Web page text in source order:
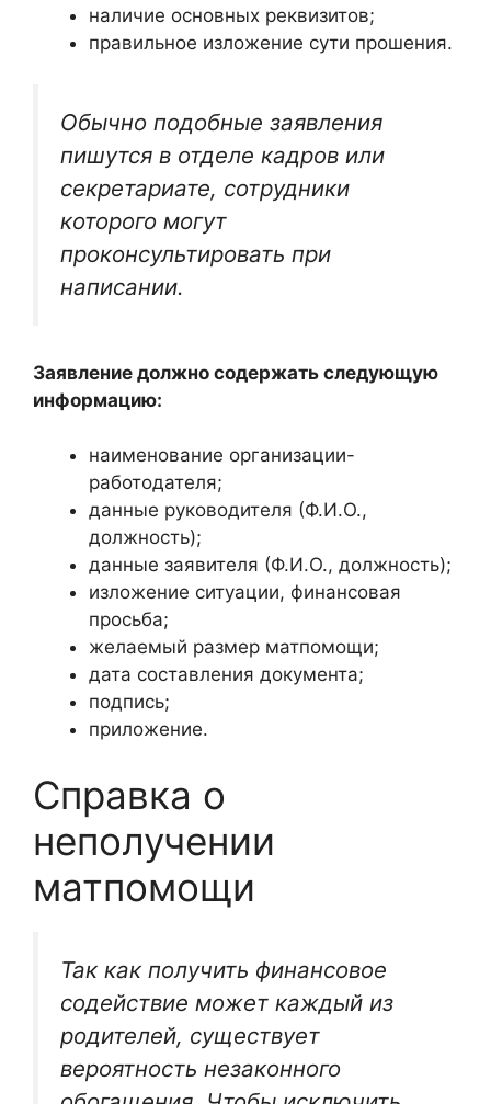
наличие основных реквизитов;
правильное изложение сути прошения.
Обычно подобные заявления
пишутся в отделе кадров или
секретариате, сотрудники
которого могут
проконсультировать при
написании.
Заявление должно содержать следующую
информацию:
наименование организации-
работодателя;
данные руководителя (Ф.И.О.,
должность);
данные заявителя (Ф.И.О., должность);
изложение ситуации, финансовая
просьба;
желаемый размер матпомощи;
дата составления документа;
подпись;
приложение.
Справка о
неполучении
матпомощи
Так как получить финансовое
содействие может каждый из
родителей, существует
вероятность незаконного